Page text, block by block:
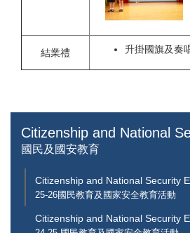
Citizenship and National
國民及國安教育
Citizenship and National Security
25-26國民教育及國家安全教育活動
Citizenship and National Security
結業禮 升掛國旗及奏